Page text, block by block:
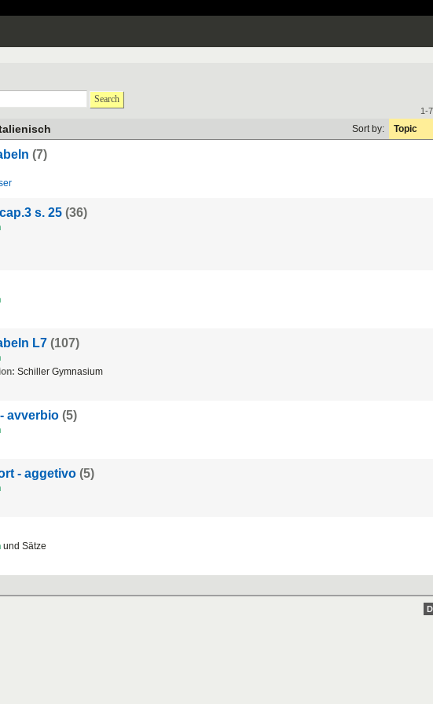
Search
1-
Sort by: Topic
(7)
s. 25 (36)
L7 (107)
Schiller Gymnasium
avverbio (5)
- aggetivo (5)
und Sätze